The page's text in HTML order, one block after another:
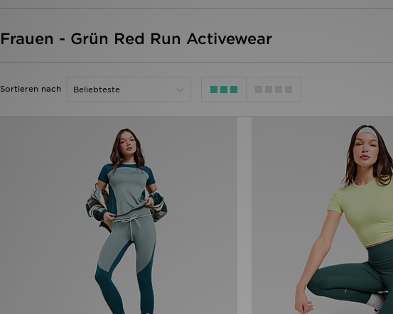
Frauen - Grün Red Run Activewear
Sortieren nach